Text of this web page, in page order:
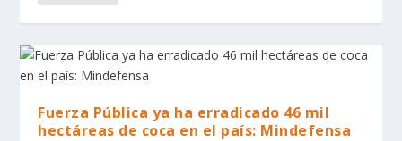
Fuerza Pública ya ha erradicado 46 mil
hectáreas de coca en el país: Mindefensa